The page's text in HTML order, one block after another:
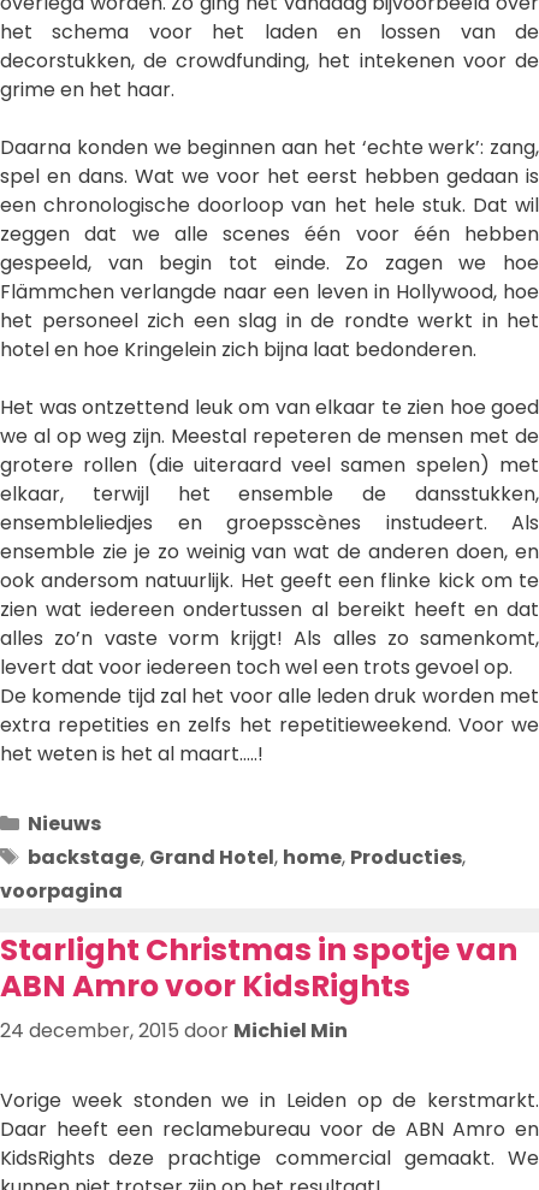
het schema voor het laden en lossen van de
decorstukken, de crowdfunding, het intekenen voor de
grime en het haar.
Daarna konden we beginnen aan het ‘echte werk’: zang,
spel en dans. Wat we voor het eerst hebben gedaan is
een chronologische doorloop van het hele stuk. Dat wil
zeggen dat we alle scenes één voor één hebben
gespeeld, van begin tot einde. Zo zagen we hoe
Flämmchen verlangde naar een leven in Hollywood, hoe
het personeel zich een slag in de rondte werkt in het
hotel en hoe Kringelein zich bijna laat bedonderen.
Het was ontzettend leuk om van elkaar te zien hoe goed
we al op weg zijn. Meestal repeteren de mensen met de
grotere rollen (die uiteraard veel samen spelen) met
elkaar, terwijl het ensemble de dansstukken,
ensembleliedjes en groepsscènes instudeert. Als
ensemble zie je zo weinig van wat de anderen doen, en
ook andersom natuurlijk. Het geeft een flinke kick om te
zien wat iedereen ondertussen al bereikt heeft en dat
alles zo’n vaste vorm krijgt! Als alles zo samenkomt,
levert dat voor iedereen toch wel een trots gevoel op.
De komende tijd zal het voor alle leden druk worden met
extra repetities en zelfs het repetitieweekend. Voor we
het weten is het al maart…..!
Categorieën
Nieuws
Tags
backstage, Grand Hotel, home, Producties,
voorpagina
Starlight Christmas in spotje van
ABN Amro voor KidsRights
24 december, 2015 door Michiel Min
Vorige week stonden we in Leiden op de kerstmarkt.
Daar heeft een reclamebureau voor de ABN Amro en
KidsRights deze prachtige commercial gemaakt. We